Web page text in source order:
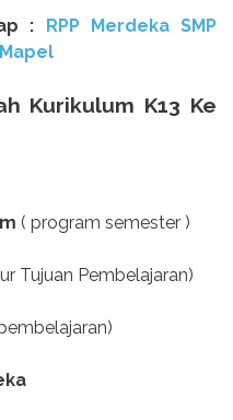
: RPP Merdeka SMP
Kurikulum K13 Ke
( program semester )
Tujuan Pembelajaran)